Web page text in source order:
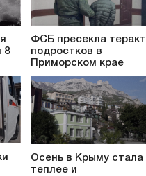
8
ФСБ пресекла теракт
подростков в
Приморском крае
Осень в Крыму стала
теплее и